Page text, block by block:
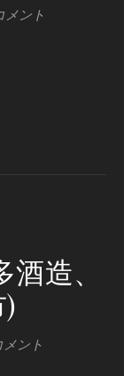
メント
造、
ント